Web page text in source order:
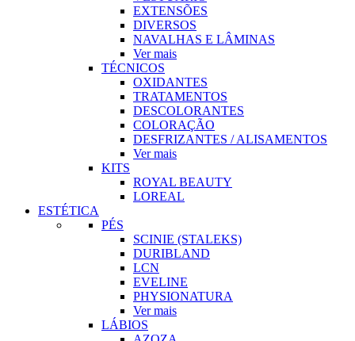
EXTENSÕES
DIVERSOS
NAVALHAS E LÂMINAS
Ver mais
TÉCNICOS
OXIDANTES
TRATAMENTOS
DESCOLORANTES
COLORAÇÃO
DESFRIZANTES / ALISAMENTOS
Ver mais
KITS
ROYAL BEAUTY
LOREAL
ESTÉTICA
PÉS
SCINIE (STALEKS)
DURIBLAND
LCN
EVELINE
PHYSIONATURA
Ver mais
LÁBIOS